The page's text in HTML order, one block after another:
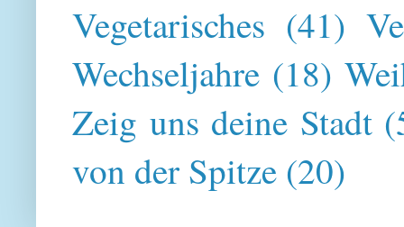
Vegetarisches (41)
Wechseljahre (18)
Zeig uns deine Stadt
von der Spitze (20)